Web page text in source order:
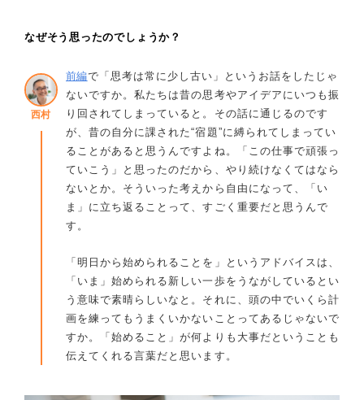
なぜそう思ったのでしょうか？
西村
前編で「思考は常に少し古い」というお話をしたじゃ
ないですか。私たちは昔の思考やアイデアにいつも振
り回されてしまっていると。その話に通じるのです
が、昔の自分に課された“宿題”に縛られてしまってい
ることがあると思うんですよね。「この仕事で頑張っ
ていこう」と思ったのだから、やり続けなくてはなら
ないとか。そういった考えから自由になって、「い
ま」に立ち返ることって、すごく重要だと思うんで
す。
「明日から始められることを」というアドバイスは、
「いま」始められる新しい一歩をうながしているとい
う意味で素晴らしいなと。それに、頭の中でいくら計
画を練ってもうまくいかないことってあるじゃないで
すか。「始めること」が何よりも大事だということも
伝えてくれる言葉だと思います。